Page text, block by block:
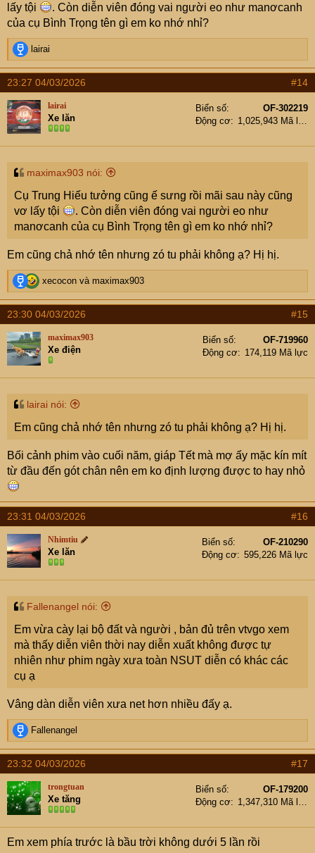
lấy tội
. Còn diễn viên đóng vai người eo như manơcanh
của cụ Bình Trọng tên gì em ko nhớ nhỉ?
R
e
a
t
i
o
n
s
lairai
23:27 04/03/2026 #14
lairai
Xe lăn
Biển số
OF-302219
Động cơ
1,025,943 Mã lực
maximax903 nói:
Cụ Trung Hiếu tưởng cũng ế sưng rồi mãi sau này cũng
vơ lấy tội
. Còn diễn viên đóng vai người eo như
manơcanh của cụ Bình Trọng tên gì em ko nhớ nhỉ?
Em cũng chả nhớ tên nhưng zó tu phải không ạ? Hị hị.
R
e
a
c
s
xecocon và maximax903
23:30 04/03/2026 #15
maximax903
Xe điện
Biển số
OF-719960
Động cơ
174,119 Mã lực
lairai nói:
Em cũng chả nhớ tên nhưng zó tu phải không ạ? Hị hị.
Bối cảnh phim vào cuối năm, giáp Tết mà mợ ấy mặc kín mít
từ đầu đến gót chân nên em ko định lượng được to hay nhỏ
23:31 04/03/2026 #16
Nhimtiu
Xe lăn
Biển số
OF-210290
Động cơ
595,226 Mã lực
Fallenangel nói:
Em vừa cày lại bộ đất và người , bản đủ trên vtvgo xem
mà thấy diễn viên thời nay diễn xuất không được tự
nhiên như phim ngày xưa toàn NSUT diễn có khác các
cụ ạ
Vâng dàn diễn viên xưa net hơn nhiều đấy ạ.
R
e
a
c
t
i
o
n
s
:
Fallenangel
23:32 04/03/2026 #17
trongtuan
Xe tăng
Biển số
OF-179200
Động cơ
1,347,310 Mã lực
Em xem phía trước là bầu trời không dưới 5 lần rồi